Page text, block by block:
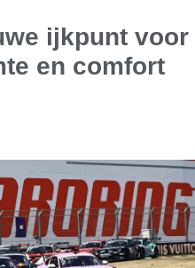
ijkpunt voor
en comfort